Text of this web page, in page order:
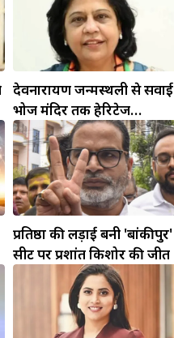
देवनारायण जन्मस्थली से सवाई
भोज मंदिर तक हेरिटेज
कॉरिडोर बनाने की मांग
प्रतिष्ठा की लड़ाई बनी 'बांकीपुर'
सीट पर प्रशांत किशोर की जीत
मकर
प्राप्ति होगी। फिजूल के खर्चे बढ़ेंगे,
में इजाफा होगा।